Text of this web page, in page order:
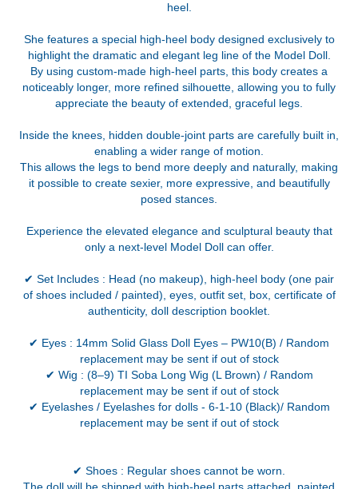
heel.
She features a special high-heel body designed exclusively to
highlight the dramatic and elegant leg line of the Model Doll.
By using custom-made high-heel parts, this body creates a
noticeably longer, more refined silhouette, allowing you to fully
appreciate the beauty of extended, graceful legs.
Inside the knees, hidden double-joint parts are carefully built in,
enabling a wider range of motion.
This allows the legs to bend more deeply and naturally, making
it possible to create sexier, more expressive, and beautifully
posed stances.
Experience the elevated elegance and sculptural beauty that
only a next-level Model Doll can offer.
✔ Set Includes : Head (no makeup), high-heel body (one pair
of shoes included / painted), eyes, outfit set, box, certificate of
authenticity, doll description booklet.
✔ Eyes : 14mm Solid Glass Doll Eyes – PW10(B) / Random
replacement may be sent if out of stock
✔ Wig : (8–9) TI Soba Long Wig (L Brown) / Random
replacement may be sent if out of stock
✔ Eyelashes / Eyelashes for dolls - 6-1-10 (Black)/ Random
replacement may be sent if out of stock
✔ Shoes : Regular shoes cannot be worn.